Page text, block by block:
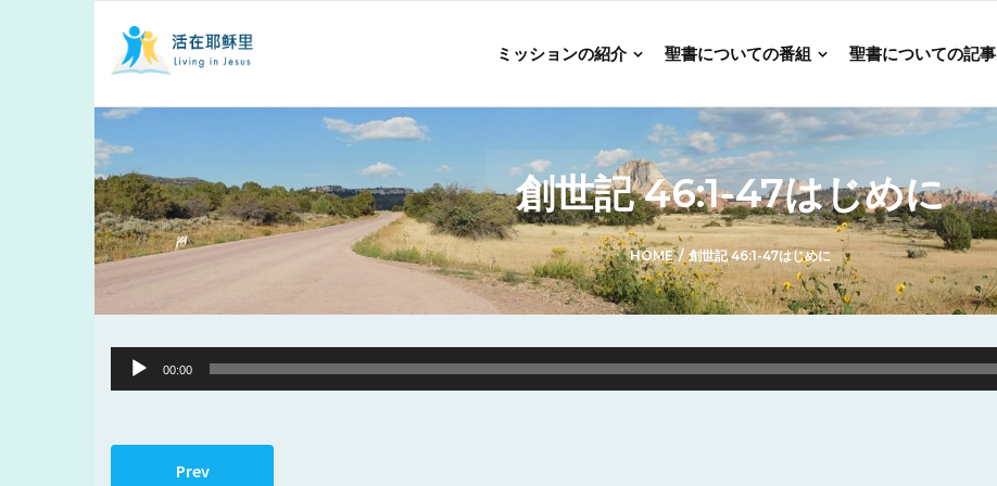
ミッションの紹介 聖書についての番組 聖書についての記事
創世記 46:1-47はじめに
HOME/創世記 46:1-47はじめに
Audio
Player
00:00
Prev